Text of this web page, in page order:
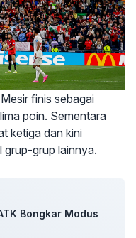
finis sebagai
poin. Sementara
ketiga dan kini
grup-grup lainnya.
Bongkar Modus